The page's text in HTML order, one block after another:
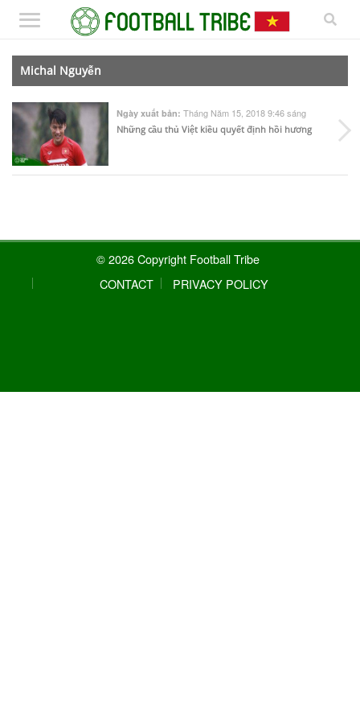
Michal Nguyễn
Ngày xuất bản: Tháng Năm 15, 2018 9:46 sáng
Những cầu thủ Việt kiều quyết định hồi hương
© 2026 Copyright Football Tribe
CONTACT
PRIVACY POLICY